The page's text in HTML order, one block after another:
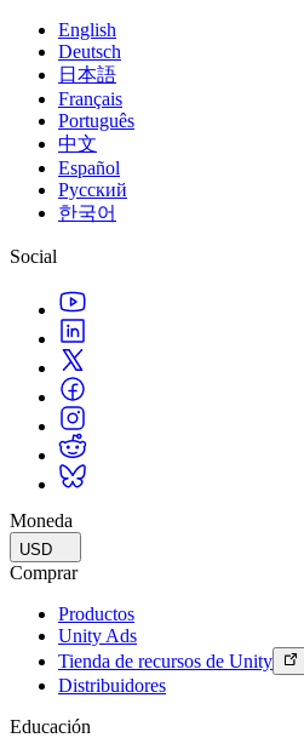
English
Deutsch
日本語
Français
Português
中文
Español
Русский
한국어
Social
Moneda
USD
Comprar
Productos
Unity Ads
Tienda de recursos de Unity
Distribuidores
Educación